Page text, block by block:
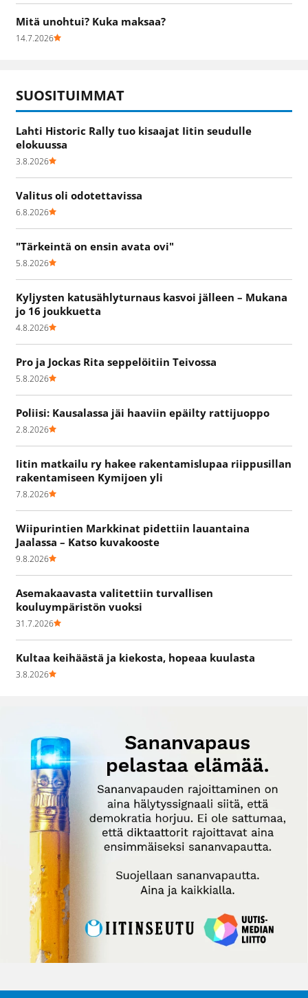
Mitä unohtui? Kuka maksaa?
14.7.2026
SUOSITUIMMAT
Lahti Historic Rally tuo kisaajat Iitin seudulle
elokuussa
3.8.2026
Valitus oli odotettavissa
6.8.2026
"Tärkeintä on ensin avata ovi"
5.8.2026
Kyljysten katusählyturnaus kasvoi jälleen – Mukana
jo 16 joukkuetta
4.8.2026
Pro ja Jockas Rita seppelöitiin Teivossa
5.8.2026
Poliisi: Kausalassa jäi haaviin epäilty rattijuoppo
2.8.2026
Iitin matkailu ry hakee rakentamislupaa riippusillan
rakentamiseen Kymijoen yli
7.8.2026
Wiipurintien Markkinat pidettiin lauantaina
Jaalassa – Katso kuvakooste
9.8.2026
Asemakaavasta valitettiin turvallisen
kouluympäristön vuoksi
31.7.2026
Kultaa keihäästä ja kiekosta, hopeaa kuulasta
3.8.2026